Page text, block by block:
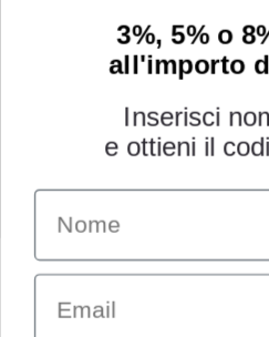
INFORMAZIONI
Chi siamo
Condizioni generali
Garanzia
3%, 5% o
all'importo
Inserisci
e ottieni il
Name
Email